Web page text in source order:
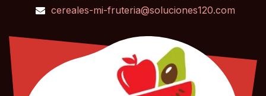
cereales-mi-fruteria@soluciones120.com